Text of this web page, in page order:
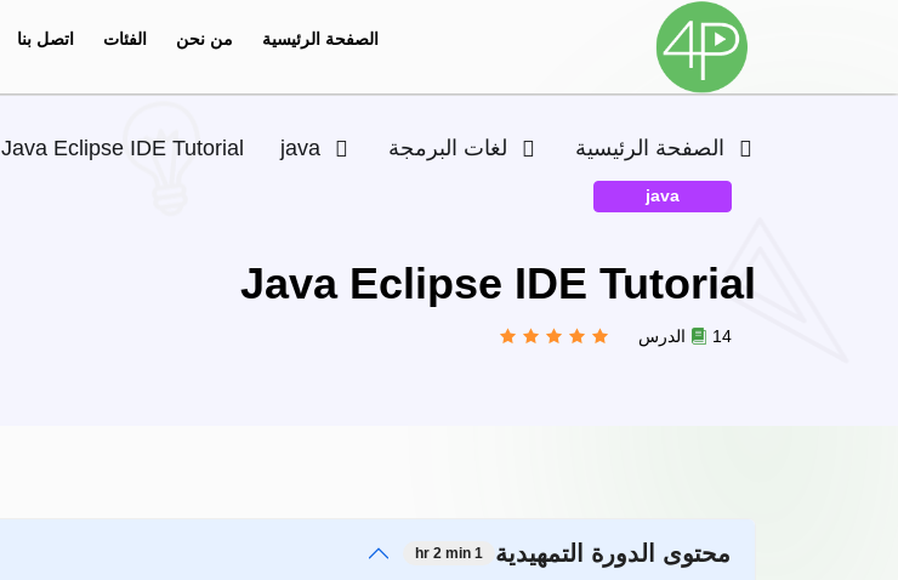
الصفحة الرئيسية من نحن الفئات اتصل بنا
الصفحة الرئيسية لغات البرمجة java
Java Eclipse IDE Tutorial
java
Java Eclipse IDE Tutorial
14 الدرس
محتوى الدورة التمهيدية 1 hr 2 min